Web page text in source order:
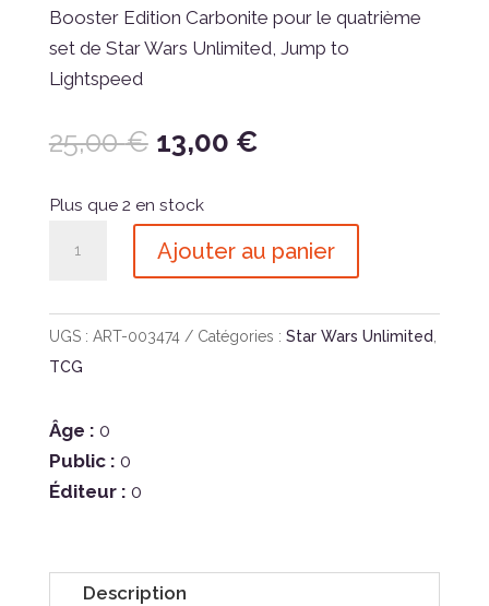
Booster Edition Carbonite pour le quatrième
set de Star Wars Unlimited, Jump to
Lightspeed
25,00€ Le
initial
était :
25,00 €.
13,00 €Le
est :
13,00 €.
Plus que 2 en stock
04
-
to
Lightspeed
-
Booster
Ajouter au panier
UGS : ART-003474 Catégories : Star Wars Unlimited,
TCG
Âge : 0
Public : 0
Éditeur : 0
Description